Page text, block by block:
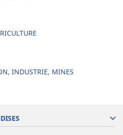
INDUSTRIE, MINES